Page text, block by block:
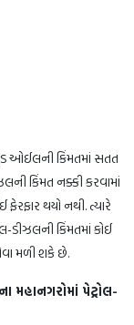
ઓઈલની કિંમતમાં સતત
કિંમત નક્કી કરવામાં
થયો નથી. ત્યારે
ડીઝલની કિંમતમાં કોઈ
મળી શકે છે.
પેટ્રોલ-